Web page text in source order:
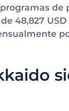
de
48,827